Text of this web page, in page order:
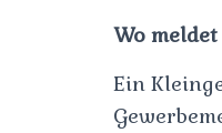
Wo
Ein